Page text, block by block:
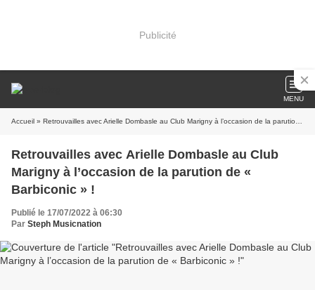
Publicité
MENU
Accueil » Retrouvailles avec Arielle Dombasle au Club Marigny à l’occasion de la parution de « Barbiconic » !
Retrouvailles avec Arielle Dombasle au Club
Marigny à l’occasion de la parution de «
Barbiconic » !
Publié le 17/07/2022 à 06:30
Par Steph Musicnation